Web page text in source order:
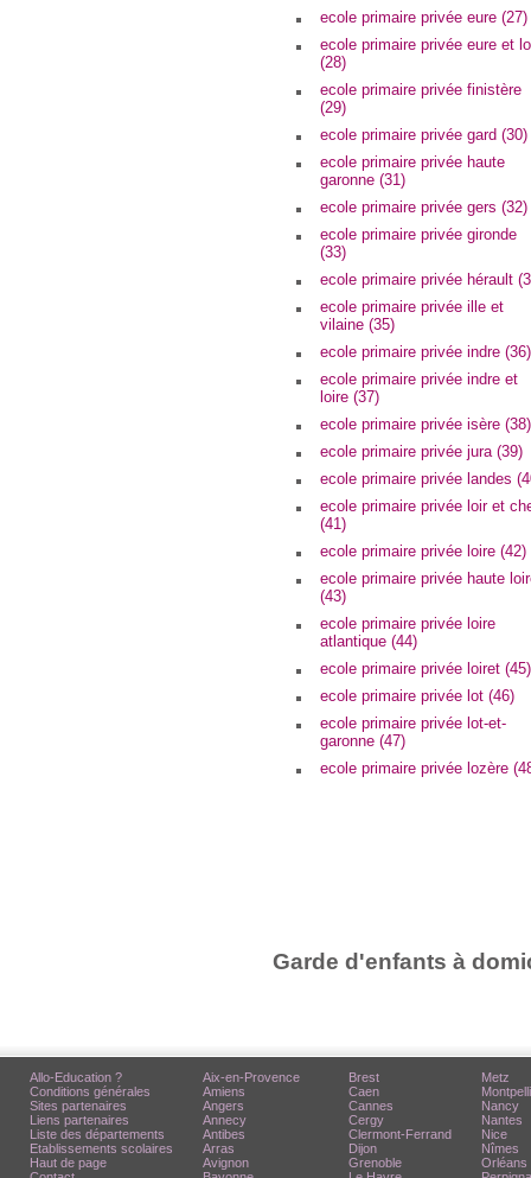
ecole primaire privée eure (27)
ecole primaire privée eure et
(28)
ecole primaire privée finistère
(29)
ecole primaire privée gard (30)
ecole primaire privée haute
garonne (31)
ecole primaire privée gers (32)
ecole primaire privée gironde
(33)
ecole primaire privée hérault
ecole primaire privée ille et
vilaine (35)
ecole primaire privée indre (36)
ecole primaire privée indre et
loire (37)
ecole primaire privée isère (38)
ecole primaire privée jura (39)
ecole primaire privée landes
ecole primaire privée loir et
(41)
ecole primaire privée loire (42)
ecole primaire privée haute
(43)
ecole primaire privée loire
atlantique (44)
ecole primaire privée loiret (45)
ecole primaire privée lot (46)
ecole primaire privée lot-et-
garonne (47)
ecole primaire privée lozère
Garde d'enfants à
Allo-Education ?
Conditions générales
Sites partenaires
Liens partenaires
Liste des départements
Etablissements scolaires
Haut de page
Aix-en-Provence
Amiens
Angers
Annecy
Antibes
Arras
Avignon
Brest
Caen
Cannes
Cergy
Clermont-Ferrand
Dijon
Grenoble
Metz
Nancy
Nantes
Nice
Nîmes
Orléans